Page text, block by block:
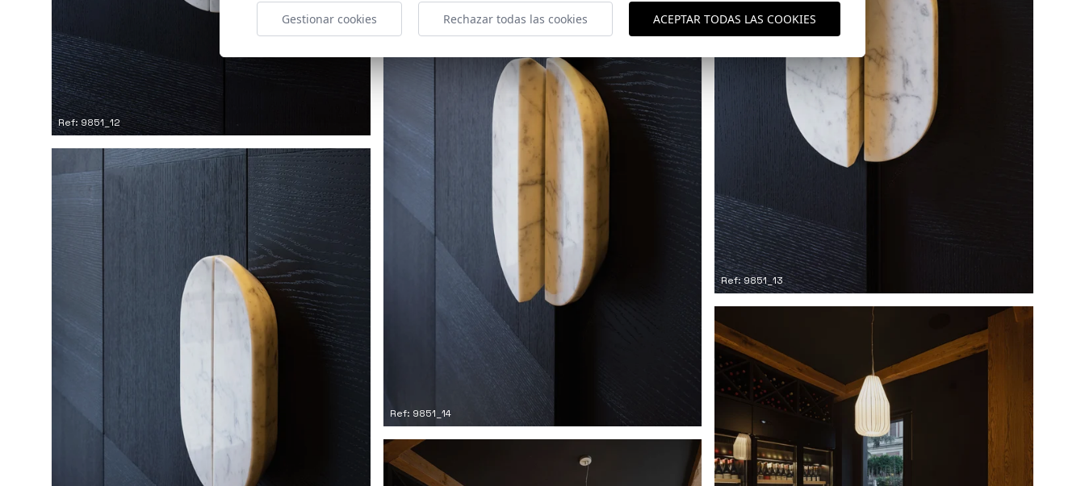
Ref: 9851_12
Ref: 9851_13
Ref: 9851_14
Gestionar cookies Rechazar todas las cookies ACEPTAR TODAS LAS COOKIES